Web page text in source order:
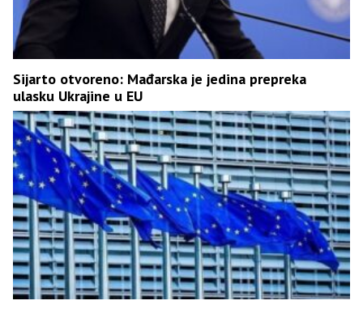
Sijarto otvoreno: Mađarska je jedina prepreka
ulasku Ukrajine u EU